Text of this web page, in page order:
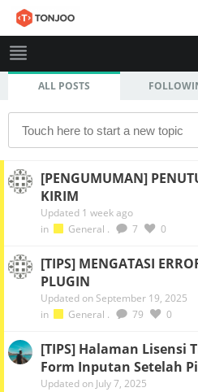
ALL POSTS
[PENGUMUMAN]
KIRIM
Updated 1 week ago
in
General . 7 0
[TIPS] MENGATASI
PLUGIN
Updated on September 19, 2025
in
General . 79 0
[TIPS] Halaman Lisensi
Form Inputan Setelah
Updated on July 7, 2025